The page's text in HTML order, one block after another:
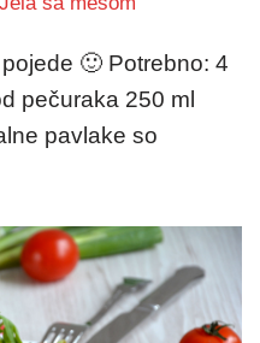
🙂 Potrebno: 4
pečuraka 250 ml
pavlake so